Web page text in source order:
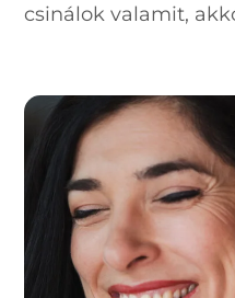
csinálok valamit,